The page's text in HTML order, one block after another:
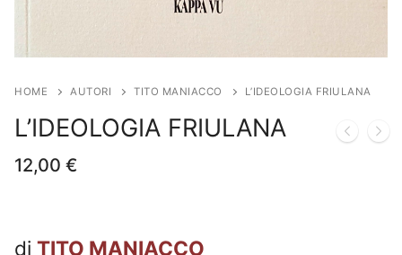
HOME AUTORI TITO MANIACCO L’IDEOLOGIA FRIULANA
L’IDEOLOGIA FRIULANA
12,00 €
di TITO MANIACCO